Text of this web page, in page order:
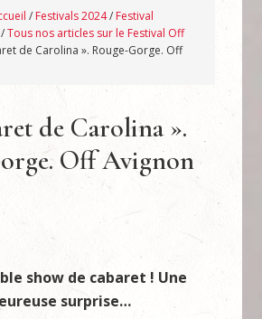
/ Festivals 2024/ Festival
/Tous nos articles sur le Festival Off
de Carolina ». Rouge-Gorge. Off
de Carolina ».
Off Avignon
show de cabaret ! Une
surprise…